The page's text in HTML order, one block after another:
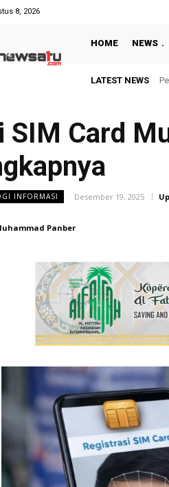
8, 2026
HOME NEWS
LATEST NEWS
SIM Card
INFORMASI Desember 19, 2025
Panber